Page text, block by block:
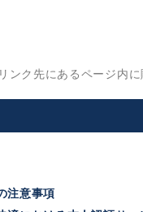
ク先にあるページ内
注意事項